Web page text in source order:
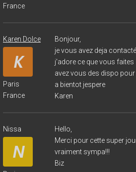
France
Karen Dolce
Paris
France
Bonjour,
je vous avez deja
j'adore ce que vous faites
avez vous des dispo
a bientot jespere
Karen
Nissa
Hello,
Merci pour cette super
vraiment sympa!!!
Biz